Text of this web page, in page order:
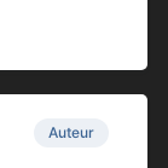
Auteur